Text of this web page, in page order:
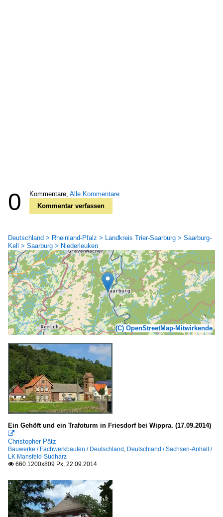
0 Kommentare, Alle Kommentare
Kommentar verfassen
Deutschland > Rheinland-Pfalz > Landkreis Trier-Saarburg > Saarburg-
Kell > Saarburg > Niederleuken
(C) OpenStreetMap-Mitwirkende
Ein Gehöft und ein Trafoturm in Friesdorf bei Wippra. (17.09.2014)

Christopher Pätz
Bauwerke / Fachwerkbauten / Deutschland , Deutschland / Sachsen-Anhalt /
LK Mansfeld-Südharz
 660 1200x809 Px, 22.09.2014